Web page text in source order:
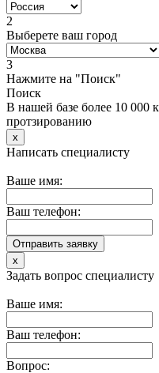
2
Выберете ваш город
3
Нажмите на "Поиск"
Поиск
В нашей базе более 10 000
протзированию
x
Написать специалисту
Ваше имя:
Ваш телефон:
x
Задать вопрос специалисту
Ваше имя:
Ваш телефон:
Вопрос: